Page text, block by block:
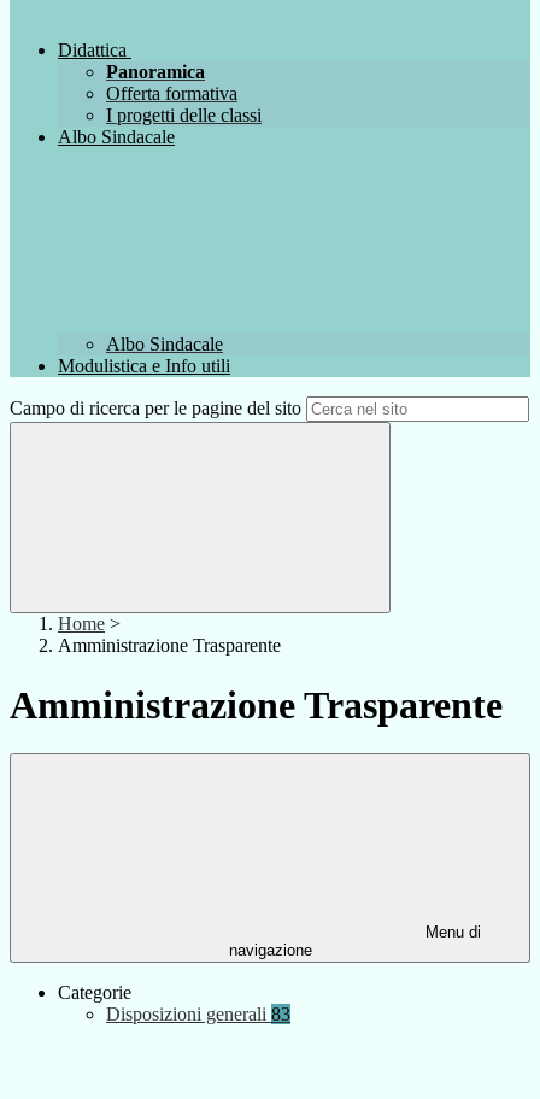
Didattica
Panoramica
Offerta formativa
I progetti delle classi
Albo Sindacale
Albo Sindacale
Modulistica e Info utili
Campo di ricerca per le pagine del sito
Home >
Amministrazione Trasparente
Amministrazione Trasparente
Menu di
navigazione
Categorie
Disposizioni generali 83